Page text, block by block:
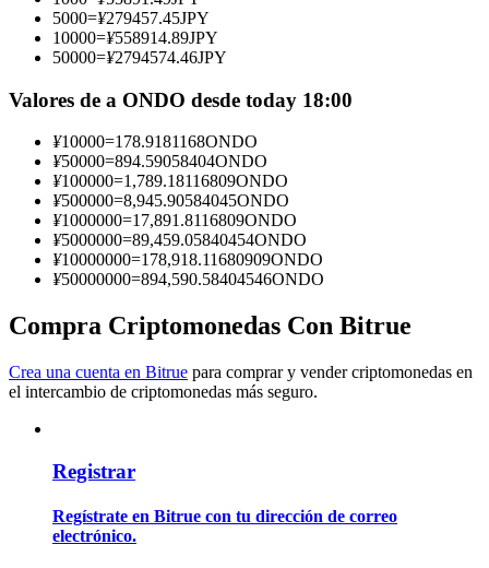
Conviértete en un Trader de Copia
Análisis de big data que incluye información comercial, etc.
5000=¥279457.45JPY
10000=¥558914.89JPY
50000=¥2794574.46JPY
Valores de a ONDO desde today 18:00
¥10000=178.9181168ONDO
¥50000=894.59058404ONDO
¥100000=1,789.18116809ONDO
¥500000=8,945.90584045ONDO
¥1000000=17,891.8116809ONDO
¥5000000=89,459.05840454ONDO
¥10000000=178,918.11680909ONDO
¥50000000=894,590.58404546ONDO
Compra Criptomonedas Con Bitrue
Crea una cuenta en Bitrue para comprar y vender criptomonedas en
el intercambio de criptomonedas más seguro.
Registrar
Regístrate en Bitrue con tu dirección de correo
electrónico.